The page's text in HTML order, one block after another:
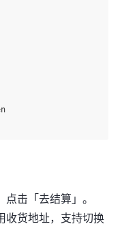
击「去结算」。
收货地址，支持切换